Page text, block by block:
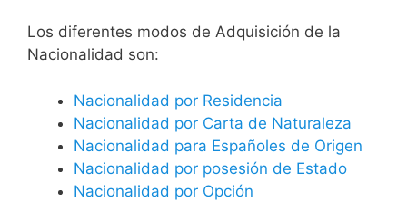
​​​Los diferentes modos de Adquisición de la
Nacionalidad son:
Nacionalidad por Residencia
Nacionalidad por Carta de Naturaleza
Nacionalidad para Españoles de Origen
Nacionalidad por posesión de Estado
Nacionalidad por Opción